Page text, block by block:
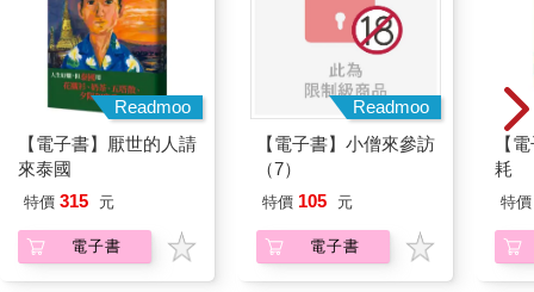
Readmoo
【電子書】厭世的人請
來泰國
特價 315 元
電子書
Readmoo
【電子書】小僧來參訪
（7）
特價 105 元
電子書
【
耗
特價